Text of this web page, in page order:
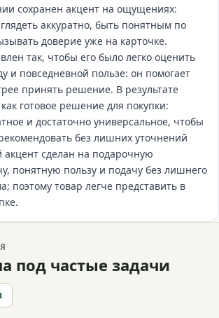
сохранен акцент на ощущениях:
аккуратно, быть понятным по
доверие уже на карточке.
так, чтобы его было легко оценить
и повседневной пользе: он помогает
принять решение. В результате
готовое решение для покупки:
и достаточно универсальное, чтобы
без лишних уточнений
сделан на подарочную
понятную пользу и подачу без лишнего
поэтому товар легче представить в
под частые задачи